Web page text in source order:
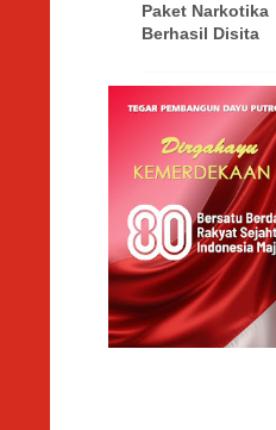
Paket Narkotika
Berhasil Disita